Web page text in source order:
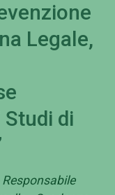
Legale,
Studi di